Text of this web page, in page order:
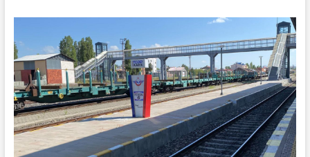
t
i
o
n
ь
я
:
я
: